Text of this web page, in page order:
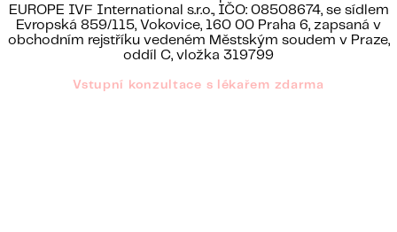
EUROPE IVF International s.r.o., IČO: 08508674, se sídlem
Evropská 859/115, Vokovice, 160 00 Praha 6, zapsaná v
obchodním rejstříku vedeném Městským soudem v Praze,
oddíl C, vložka 319799
Vstupní konzultace s lékařem zdarma